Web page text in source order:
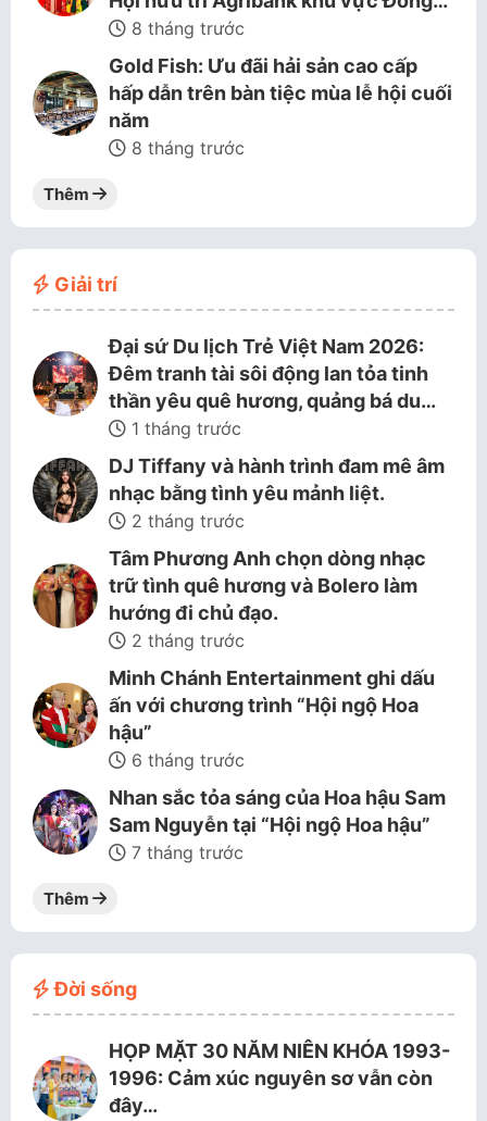
8 tháng trước
Gold Fish: Ưu đãi hải sản cao cấp
hấp dẫn trên bàn tiệc mùa lễ hội cuối
năm
8 tháng trước
Thêm
Giải trí
Đại sứ Du lịch Trẻ Việt Nam 2026:
Đêm tranh tài sôi động lan tỏa tinh
thần yêu quê hương, quảng bá du…
1 tháng trước
DJ Tiffany và hành trình đam mê âm
nhạc bằng tình yêu mảnh liệt.
2 tháng trước
Tâm Phương Anh chọn dòng nhạc
trữ tình quê hương và Bolero làm
hướng đi chủ đạo.
2 tháng trước
Minh Chánh Entertainment ghi dấu
ấn với chương trình “Hội ngộ Hoa
hậu”
6 tháng trước
Nhan sắc tỏa sáng của Hoa hậu Sam
Sam Nguyễn tại “Hội ngộ Hoa hậu”
7 tháng trước
Thêm
Đời sống
HỌP MẶT 30 NĂM NIÊN KHÓA 1993-
1996: Cảm xúc nguyên sơ vẫn còn
đây…